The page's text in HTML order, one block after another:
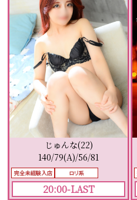
じゅんな(22)
140/79(A)/56/81
20:00-LAST